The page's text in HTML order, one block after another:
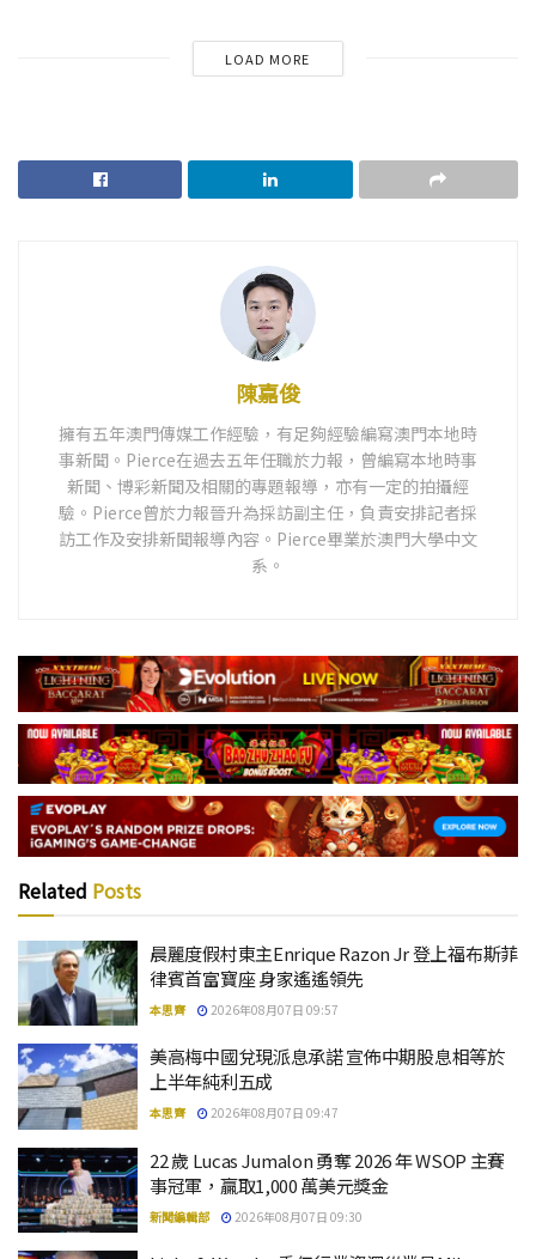
LOAD MORE
陳嘉俊
擁有五年澳門傳媒工作經驗，有足夠經驗編寫澳門本地時
事新聞。Pierce在過去五年任職於力報，曾編寫本地時事
新聞、博彩新聞及相關的專題報導，亦有一定的拍攝經
驗。Pierce曾於力報晉升為採訪副主任，負責安排記者採
訪工作及安排新聞報導內容。Pierce畢業於澳門大學中文
系。
Related Posts
晨麗度假村東主Enrique Razon Jr 登上福布斯菲
律賓首富寶座 身家遙遙領先
本思齊 2026年08月07日 09:57
美高梅中國兌現派息承諾 宣佈中期股息相等於
上半年純利五成
本思齊 2026年08月07日 09:47
22 歲 Lucas Jumalon 勇奪 2026 年 WSOP 主賽
事冠軍，贏取1,000 萬美元獎金
新聞編輯部 2026年08月07日 09:30